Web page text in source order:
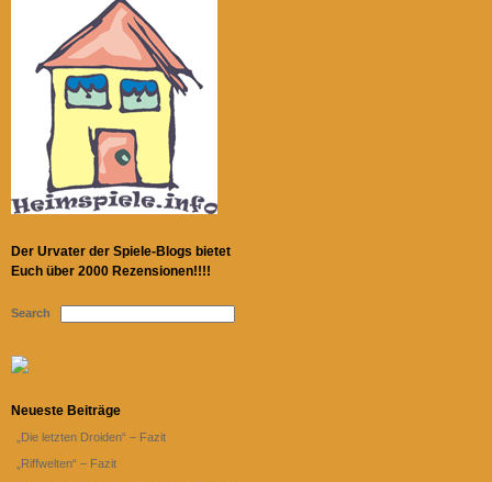
Der Urvater der Spiele-Blogs bietet
Euch über 2000 Rezensionen!!!!
Search
Neueste Beiträge
„Die letzten Droiden“ – Fazit
„Riffwelten“ – Fazit